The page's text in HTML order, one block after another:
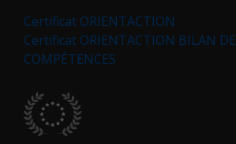
Certificat ORIENTACTION
Certificat ORIENTACTION BILAN DE
COMPÉTENCES